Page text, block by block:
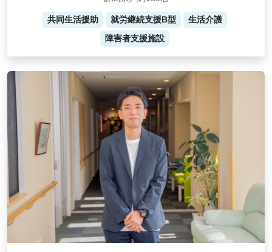
共同生活援助 就労継続支援B型
生活介護
障害者支援施設